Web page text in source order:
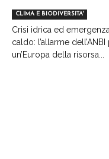
CLIMA E BIODIVERSITA'
Crisi idrica ed
caldo: l’allarme dell’ANBI
un’Europa della risorsa...